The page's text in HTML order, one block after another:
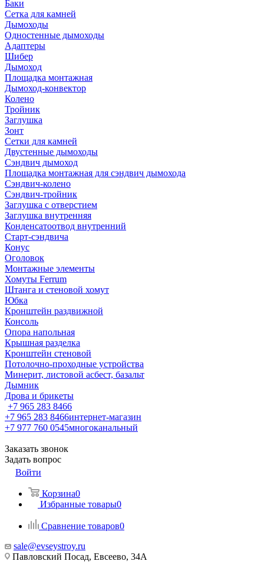
Баки
Сетка для камней
Дымоходы
Одностенные дымоходы
Адаптеры
Шибер
Дымоход
Площадка монтажная
Дымоход-конвектор
Колено
Тройник
Заглушка
Зонт
Сетки для камней
Двустенные дымоходы
Сэндвич дымоход
Площадка монтажная для сэндвич дымохода
Сэндвич-колено
Сэндвич-тройник
Заглушка с отверстием
Заглушка внутренняя
Конденсатоотвод внутренний
Старт-сэндвича
Конус
Оголовок
Монтажные элементы
Хомуты Ferrum
Штанга и стеновой хомут
Юбка
Кронштейн раздвижной
Консоль
Опора напольная
Крышная разделка
Кронштейн стеновой
Потолочно-проходные устройства
Минерит, листовой асбест, базальт
Дымник
Дрова и брикеты
+7 965 283 8466
+7 965 283 8466интернет-магазин
+7 977 760 0545многоканальный
Заказать звонок
Задать вопрос
Войти
Корзина0
Избранные товары0
Сравнение товаров0
sale@evseystroy.ru
Павловский Посад, Евсеево, 34А